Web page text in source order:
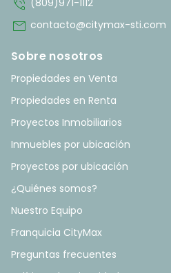
phone_in_talk (809)971-1112
mail contacto@citymax-sti.com
Sobre nosotros
Propiedades en Venta
Propiedades en Renta
Proyectos Inmobiliarios
Inmuebles por ubicación
Proyectos por ubicación
¿Quiénes somos?
Nuestro Equipo
Franquicia CityMax
Preguntas frecuentes